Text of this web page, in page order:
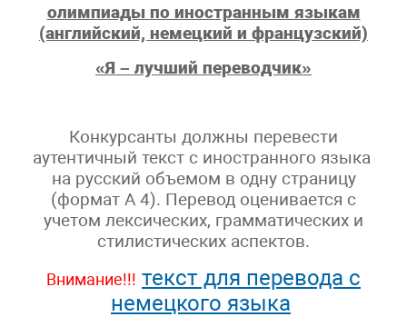
олимпиады по иностранным языкам
(английский, немецкий и французский)
«Я – лучший переводчик»
Конкурсанты должны перевести
аутентичный текст с иностранного языка
на русский объемом в одну страницу
(формат А 4). Перевод оценивается с
учетом лексических, грамматических и
стилистических аспектов.
Внимание!!! текст для перевода с
немецкого языка